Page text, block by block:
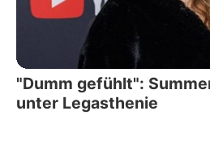
"Dumm gefühlt":
unter Legasthenie